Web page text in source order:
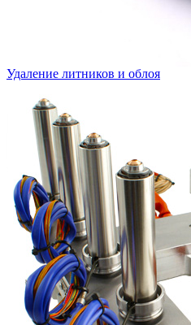
Удаление литников и облоя